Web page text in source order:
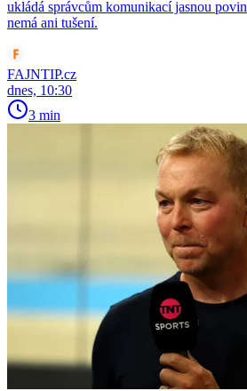
ukládá správcům komunikací jasnou
nemá ani tušení.
FAJNTIP.cz
dnes, 10:30
3 min